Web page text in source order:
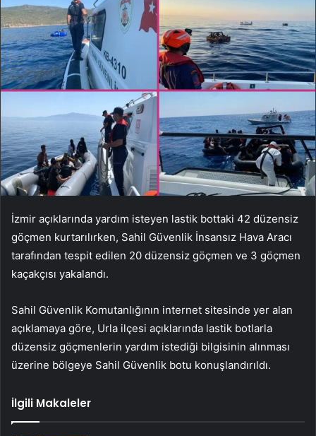
İzmir açıklarında yardım isteyen lastik bottaki 42 düzensiz
göçmen kurtarılırken, Sahil Güvenlik İnsansız Hava Aracı
tarafından tespit edilen 20 düzensiz göçmen ve 3 göçmen
kaçakçısı yakalandı.
Sahil Güvenlik Komutanlığının internet sitesinde yer alan
açıklamaya göre, Urla ilçesi açıklarında lastik botlarla
düzensiz göçmenlerin yardım istediği bilgisinin alınması
üzerine bölgeye Sahil Güvenlik botu konuşlandırıldı.
İlgili Makaleler